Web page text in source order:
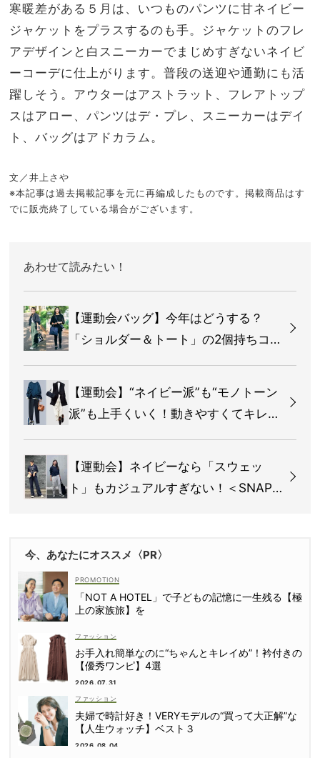
寒暖差がある５月は、いつものパンツに甘ネイビー
ジャケットをプラスするのも手。ジャケットのフレ
アデザインと白スニーカーでまじめすぎないネイビ
ーコーデに仕上がります。普段の送迎や通勤にも活
躍しそう。アウターはアストラット、フレアトップ
スはアロー、パンツはデ・プレ、スニーカーはデイ
ト、バッグはアドカラム。
文／井上さや
※本記事は過去掲載記事を元に再編成したものです。掲載商品はす
でに販売終了している場合がございます。
あわせて読みたい！
【運動会バッグ】今年はどうする？
「ショルダー＆トート」の2個持ちコー
【運動会】“ネイビー派”も“モノトーン
派”も上手くいく！動きやすくてキレイ
【運動会】ネイビーなら「スウェッ
ト」もカジュアルすぎない！＜SNAP
今、あなたにオススメ〈PR〉
「NOT A HOTEL」で子どもの記憶に一生残る【極
上の家族旅】を
ファッション
お手入れ簡単なのに“ちゃんとキレイめ”！衿付きの
【優秀ワンピ】4選
2026.07.31
ファッション
夫婦で時計好き！VERYモデルの“買って大正解”な
【人生ウォッチ】ベスト３
2026.08.04